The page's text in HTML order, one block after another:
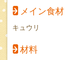
メイン食材
キュウリ
材料